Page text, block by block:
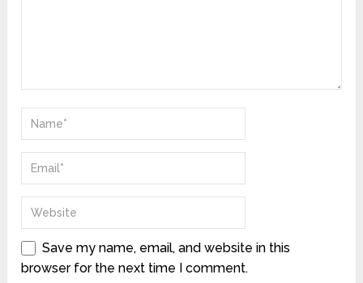
Save my name, email, and website in this
browser for the next time I comment.